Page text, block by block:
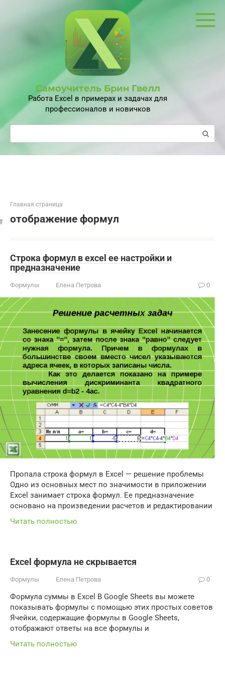
Самоучитель Брин Гвелл
Работа Excel в примерах и задачах для
профессионалов и новичков
Поиск:
Главная страница
отображение формул
Строка формул в excel ее настройки и
предназначение
Формулы Елена Петрова 0
Пропала строка формул в Excel — решение проблемы
Одно из основных мест по значимости в приложении
Excel занимает строка формул. Ее предназначение
основано на произведении расчетов и редактировании
Читать полностью
Excel формула не скрывается
Формулы Елена Петрова 0
Формула суммы в Excel В Google Sheets вы можете
показывать формулы с помощью этих простых советов
Ячейки, содержащие формулы в Google Sheets,
отображают ответы на все формулы и
Читать полностью